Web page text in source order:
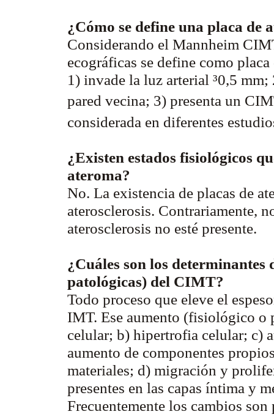
¿Cómo se define una placa de
Considerando el Mannheim
ecográficas se define como
1) invade la luz arterial ³0,5
pared vecina; 3) presenta un
considerada en diferentes
¿Existen estados fisiológicos
ateroma?
No. La existencia de placas de
aterosclerosis. Contrariamente,
aterosclerosis no esté presente.
¿Cuáles son los
patológicas) del CIMT?
Todo proceso que eleve el
IMT. Ese aumento (fisiológico o
celular; b) hipertrofia celular; c)
aumento de componentes
materiales; d) migración y
presentes en las capas íntima y
Frecuentemente los cambios son